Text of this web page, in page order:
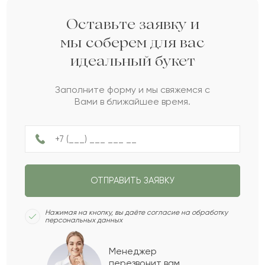
2022-04-23
Варлаам
Рустем
Милица
А Адлия
Сталий
Оставьте заявку и
мы соберем для вас
идеальный букет
Заполните форму и мы свяжемся с
Вами в ближайшее время.
ОТПРАВИТЬ ЗАЯВКУ
Нажимая на кнопку, вы даёте согласие на обработку
персональных данных
Менеджер